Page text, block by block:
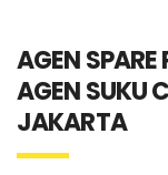
AGEN
AGEN SUKU
JAKARTA